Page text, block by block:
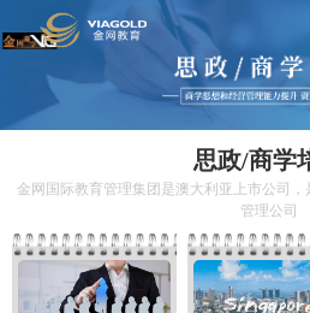
思政/商学
金网国际教育管理集团是澳大利亚上市公司
管理公司